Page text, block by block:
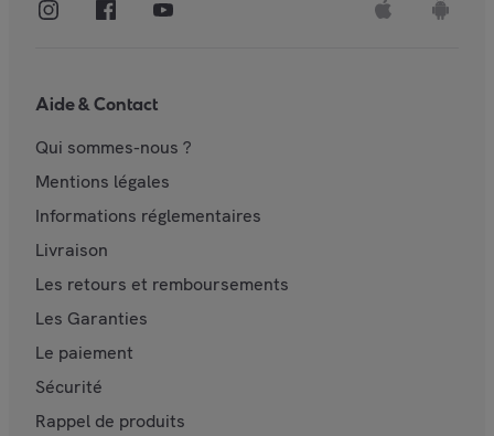
Aide & Contact
Qui sommes-nous ?
Mentions légales
Informations réglementaires
Livraison
Les retours et remboursements
Les Garanties
Le paiement
Sécurité
Rappel de produits